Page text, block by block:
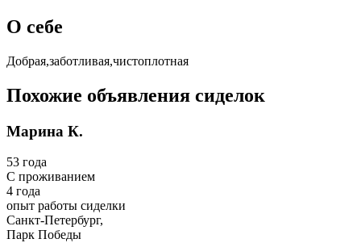
О себе
Добрая,заботливая,чистоплотная
Похожие объявления сиделок
Марина К.
53 года
C проживанием
4 года
опыт работы сиделки
Санкт-Петербург,
Парк Победы